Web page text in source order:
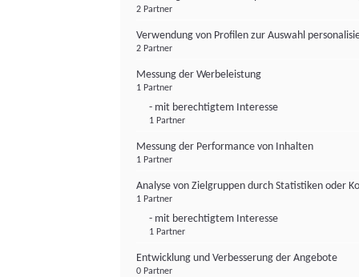
2 Partner
Verwendung von Profilen zur Auswahl
2 Partner
Messung der Werbeleistung
1 Partner
- mit berechtigtem Interesse
1 Partner
Messung der Performance von Inhalten
1 Partner
Analyse von Zielgruppen durch Statistiken oder
1 Partner
- mit berechtigtem Interesse
1 Partner
Entwicklung und Verbesserung der Angebote
0 Partner